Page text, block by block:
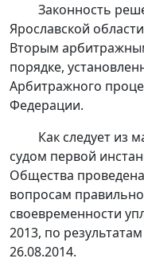
Законность
Ярославской
Вторым
порядке,
Арбитражного
Федерации.
Как следует из
судом первой
Общества
вопросам
своевременности
2013, по
26.08.2014.